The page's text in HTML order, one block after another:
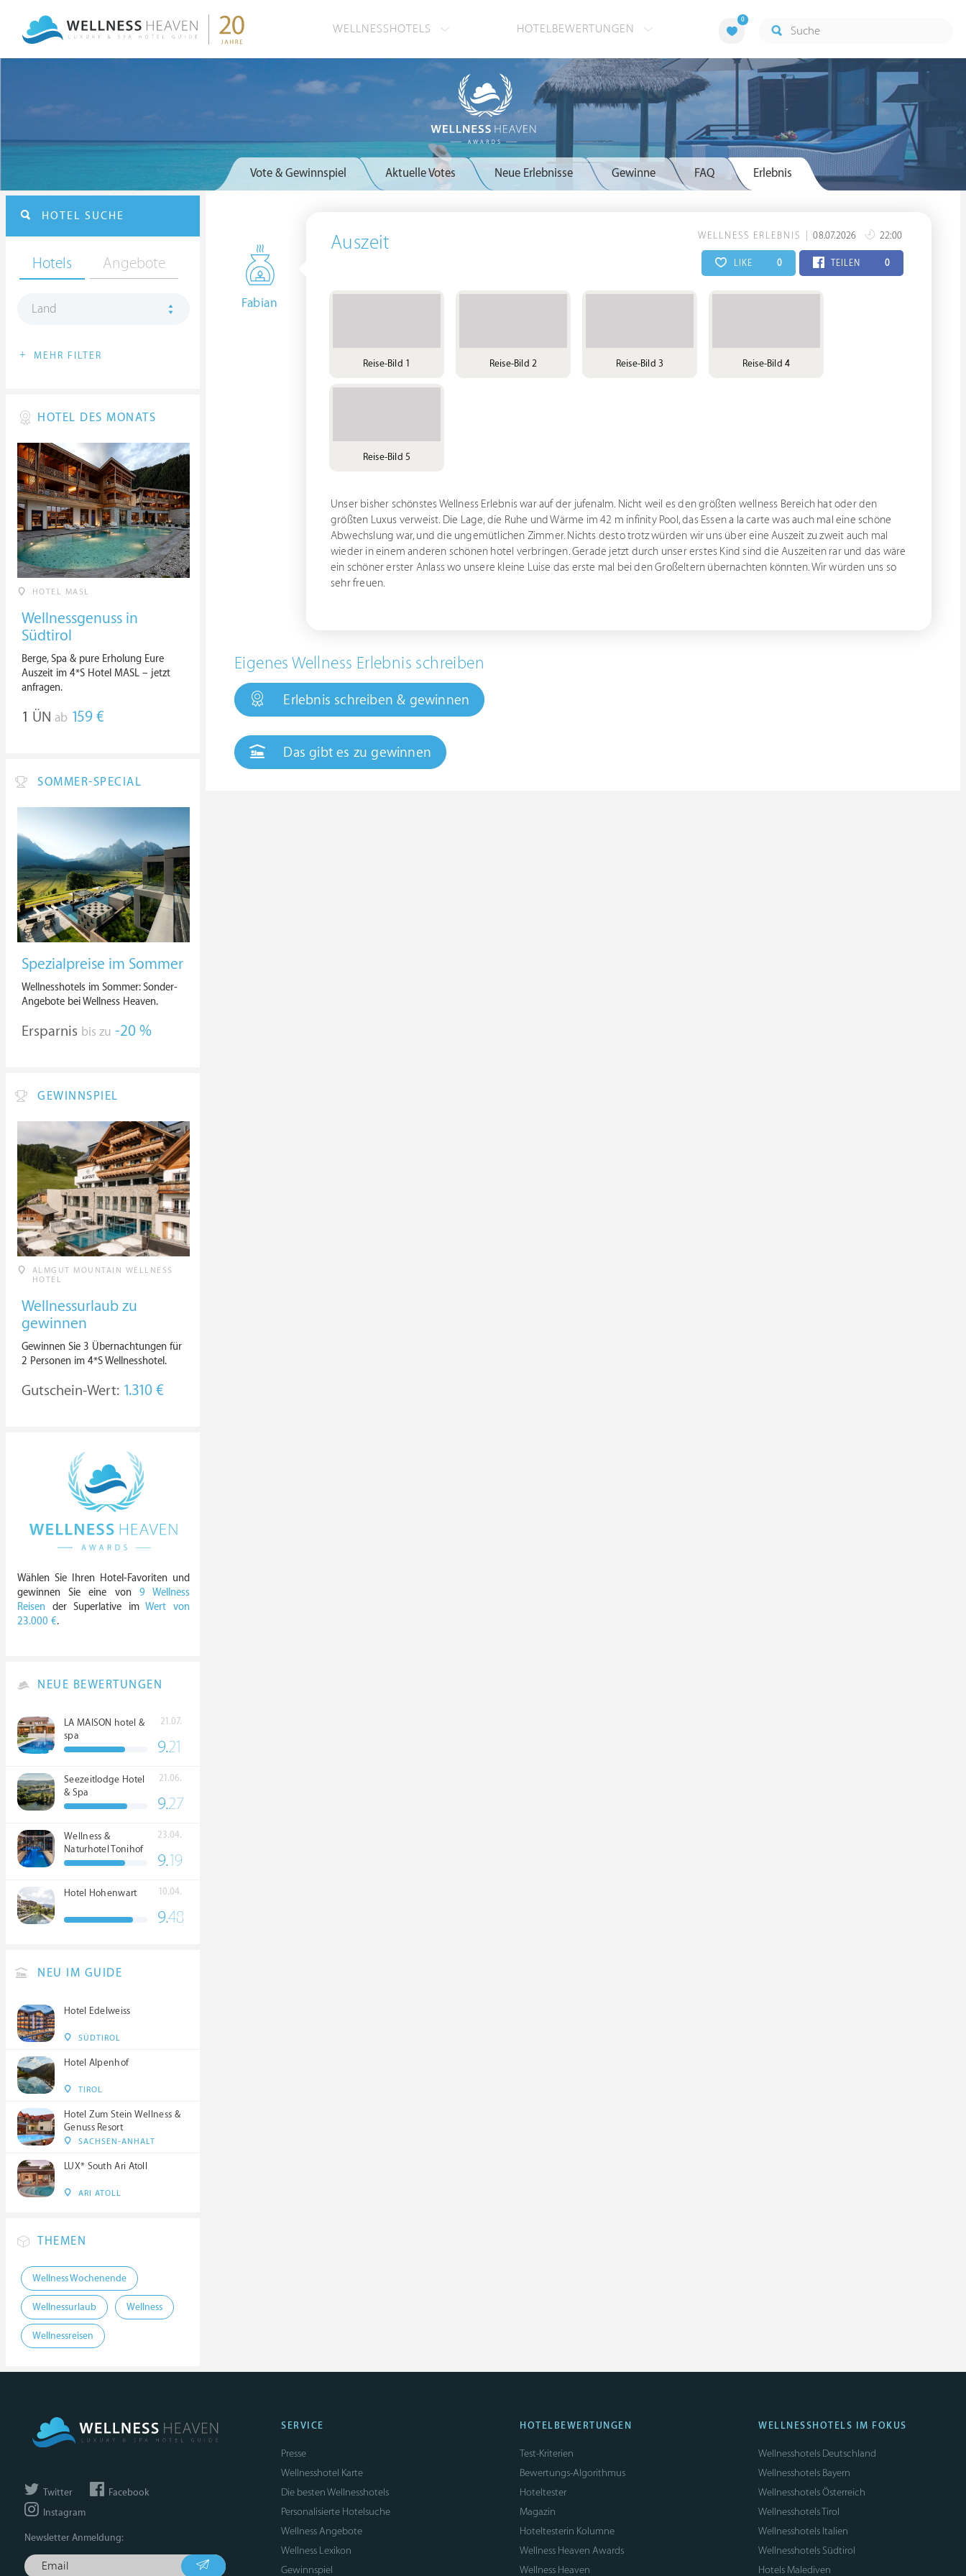
WELLNESSHOTELS HOTELBEWERTUNGEN
0
Vote & Gewinnspiel Aktuelle Votes Neue Erlebnisse Gewinne FAQ Erlebnis
Fabian
WELLNESS ERLEBNIS 08.07.2026 22:00
LIKE 0 TEILEN 0
Auszeit
Reise-Bild 1 Reise-Bild 2 Reise-Bild 3 Reise-Bild 4
Reise-Bild 5
Unser bisher schönstes Wellness Erlebnis war auf der jufenalm. Nicht weil es den größten wellness Bereich hat oder den
größten Luxus verweist. Die Lage, die Ruhe und Wärme im 42 m infinity Pool, das Essen a la carte was auch mal eine schöne
Abwechslung war, und die ungemütlichen Zimmer. Nichts desto trotz würden wir uns über eine Auszeit zu zweit auch mal
wieder in einem anderen schönen hotel verbringen. Gerade jetzt durch unser erstes Kind sind die Auszeiten rar und das wäre
ein schöner erster Anlass wo unsere kleine Luise das erste mal bei den Großeltern übernachten könnten. Wir würden uns so
sehr freuen.
Eigenes Wellness Erlebnis schreiben
Erlebnis schreiben & gewinnen
Das gibt es zu gewinnen
HOTEL SUCHE
Hotels Angebote
Land
+ MEHR FILTER
HOTEL DES MONATS
HOTEL MASL
Wellnessgenuss in
Südtirol
Berge, Spa & pure Erholung Eure
Auszeit im 4*S Hotel MASL – jetzt
anfragen.
1 ÜN ab 159 €
SOMMER-SPECIAL
Spezialpreise im Sommer
Wellnesshotels im Sommer: Sonder-
Angebote bei Wellness Heaven.
Ersparnis bis zu -20 %
GEWINNSPIEL
ALMGUT MOUNTAIN WELLNESS
HOTEL
Wellnessurlaub zu
gewinnen
Gewinnen Sie 3 Übernachtungen für
2 Personen im 4*S Wellnesshotel.
Gutschein-Wert: 1.310 €
Wählen Sie Ihren Hotel-Favoriten und
gewinnen Sie eine von 9 Wellness
Reisen der Superlative imWert von
23.000 €.
NEUE BEWERTUNGEN
LA MAISON hotel &
spa
21.07.
9.21
Seezeitlodge Hotel
& Spa
21.06.
9.27
Wellness &
Naturhotel Tonihof
****S
23.04.
9.19
Hotel Hohenwart 10.04.
9.48
NEU IM GUIDE
Hotel Edelweiss
SÜDTIROL
Hotel Alpenhof
TIROL
Hotel Zum Stein Wellness &
Genuss Resort
SACHSEN-ANHALT
LUX* South Ari Atoll
ARI ATOLL
THEMEN
Wellness Wochenende
Wellnessurlaub Wellness
Wellnessreisen
Twitter
Facebook
Instagram
Newsletter Anmeldung:
SERVICE
Presse
Wellnesshotel Karte
Die besten Wellnesshotels
Personalisierte Hotelsuche
Wellness Angebote
Wellness Lexikon
Gewinnspiel
HOTELBEWERTUNGEN
Test-Kriterien
Bewertungs-Algorithmus
Hoteltester
Magazin
Hoteltesterin Kolumne
Wellness Heaven Awards
Wellness Heaven
WELLNESSHOTELS IM FOKUS
Wellnesshotels Deutschland
Wellnesshotels Bayern
Wellnesshotels Österreich
Wellnesshotels Tirol
Wellnesshotels Italien
Wellnesshotels Südtirol
Hotels Malediven